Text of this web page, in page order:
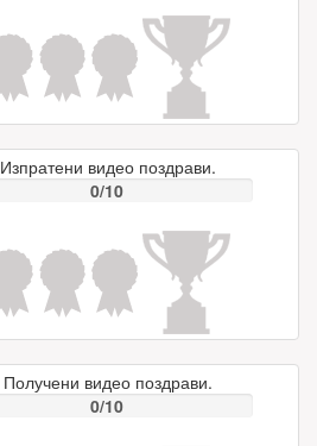
Изпратени видео поздрави.
0/10
Получени видео поздрави.
0/10